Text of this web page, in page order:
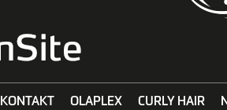
KONTAKT OLAPLEX CURLY HAIR